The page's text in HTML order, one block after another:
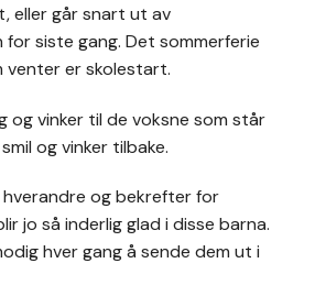
eller går snart ut av
siste gang. Det sommerferie
er skolestart.
og vinker til de voksne som står
og vinker tilbake.
hverandre og bekrefter for
jo så inderlig glad i disse barna.
hver gang å sende dem ut i